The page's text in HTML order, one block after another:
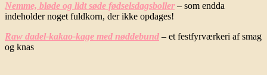
Nemme, bløde og lidt søde fødselsdagsboller – som endda
indeholder noget fuldkorn, der ikke opdages!
Raw dadel-kakao-kage med nøddebund – et festfyrværkeri af smag
og knas